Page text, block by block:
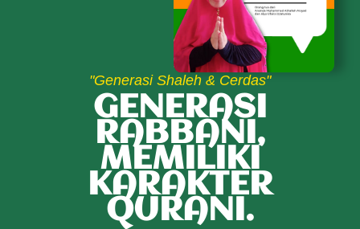
"Generasi Shaleh & Cerdas"
GENERASI
RABBANI,
MEMILIKI
KARAKTER
QURANI.